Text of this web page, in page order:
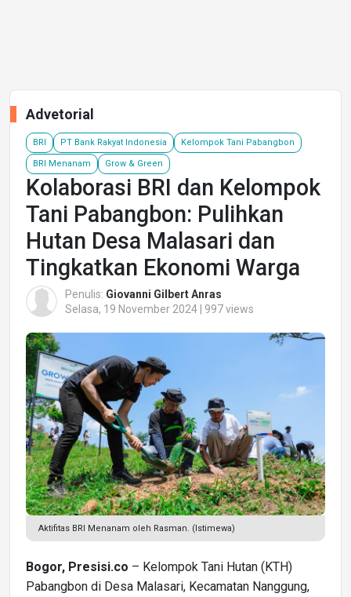
Advetorial
BRI PT Bank Rakyat Indonesia Kelompok Tani Pabangbon
BRI Menanam Grow & Green
Kolaborasi BRI dan Kelompok
Tani Pabangbon: Pulihkan
Hutan Desa Malasari dan
Tingkatkan Ekonomi Warga
Penulis: Giovanni Gilbert Anras
Selasa, 19 November 2024 | 997 views
Aktifitas BRI Menanam oleh Rasman. (Istimewa)
Bogor, Presisi.co – Kelompok Tani Hutan (KTH)
Pabangbon di Desa Malasari, Kecamatan Nanggung,